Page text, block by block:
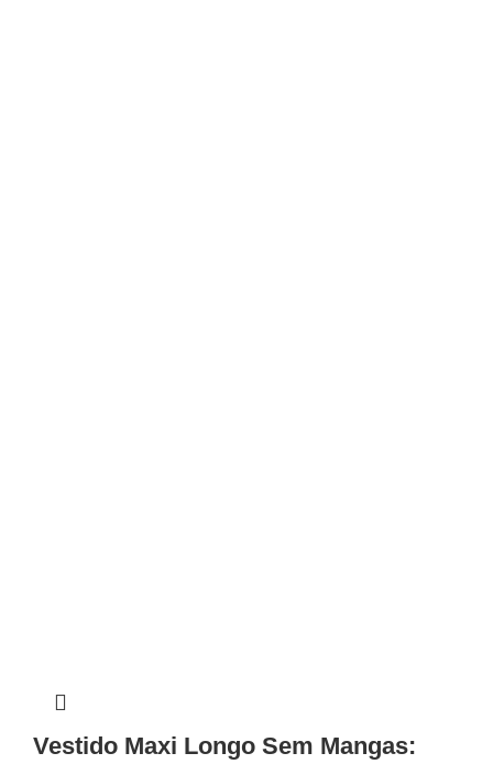
Vestido Maxi Longo Sem Mangas: